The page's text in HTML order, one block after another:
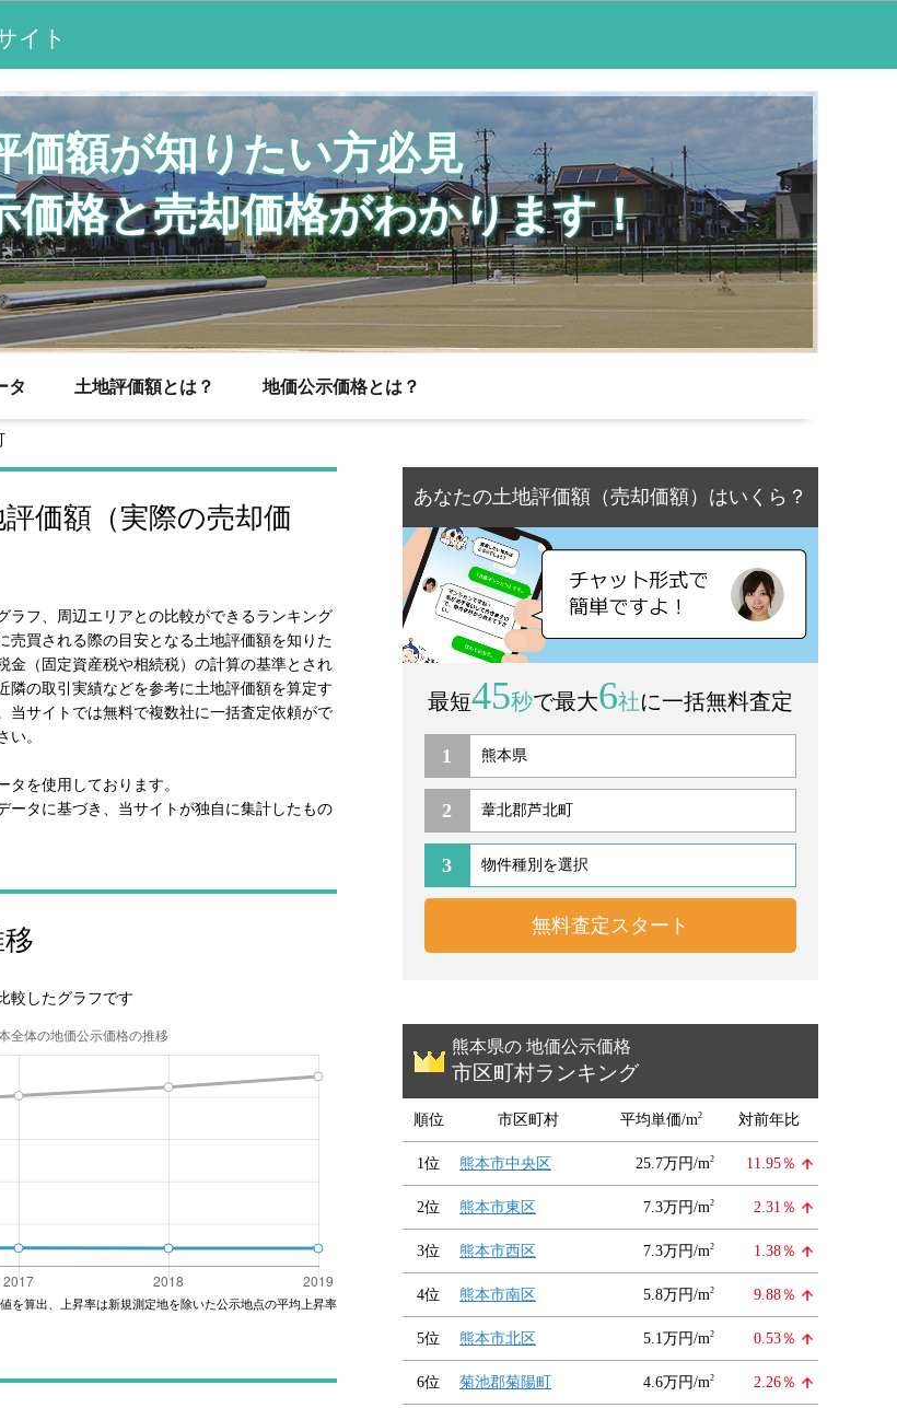
イト
価額が知りたい方必見
価格と売却価格がわかります！
タ 土地評価額とは？ 地価公示価格とは？
価額（実際の売却価
ラフ、周辺エリアとの比較ができるランキング
売買される際の目安となる土地評価額を知りた
金（固定資産税や相続税）の計算の基準とされ
隣の取引実績などを参考に土地評価額を算定す
当サイトでは無料で複数社に一括査定依頼がで
い。
を使用しております。
ータに基づき、当サイトが独自に集計したもの
較したグラフです
を算出、上昇率は新規測定地を除いた公示地点の平均上昇率
あなたの土地評価額（売却価額）はいくら？
最短45秒で最大6社に一括無料査定
1
2
3
熊本県の 地価公示価格
市区町村ランキング
順位 市区町村 平均単価/m2 対前年比
1位 熊本市中央区 25.7万円/m2 11.95％
2位 熊本市東区 7.3万円/m2 2.31％
3位 熊本市西区 7.3万円/m2 1.38％
4位 熊本市南区 5.8万円/m2 9.88％
5位 熊本市北区 5.1万円/m2 0.53％
6位 菊池郡菊陽町 4.6万円/m2 2.26％